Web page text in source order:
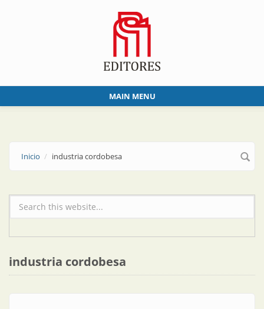
MAIN MENU
Inicio industria cordobesa
Formulario de búsqueda
industria cordobesa